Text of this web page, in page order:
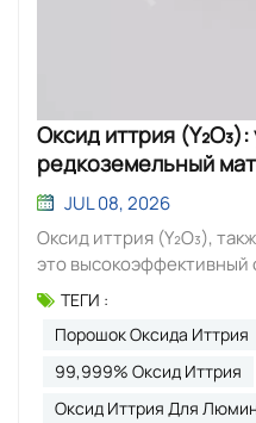
Оксид иттрия
редкоземельный
основе передовых
JUL 08, 2026
Оксид иттрия (Y₂O₃),
это
элементов, ценимый за
2430 °C, превосходной
химической инертности
этот белый порошок
ТЕГИ :
Порошок Оксида Иттрия
99,999% Оксид Иттрия
Оксид Иттрия Для